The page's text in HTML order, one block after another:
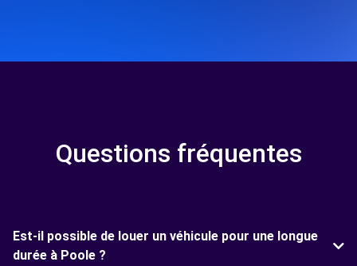
Questions fréquentes
Est-il possible de louer un véhicule pour une longue
durée à Poole ?